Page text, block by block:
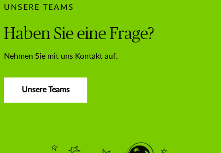
UNSERE TEAMS
Haben Sie eine Frage?
Nehmen Sie mit uns Kontakt auf.
Unsere Teams